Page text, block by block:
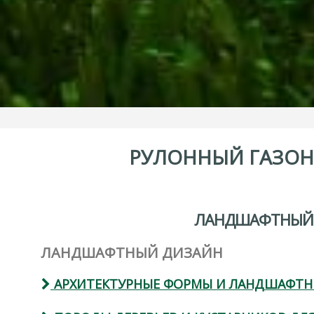
РУЛОННЫЙ
ЛАНДШАФТНЫЙ
ЛАНДШАФТНЫЙ ДИЗАЙН
АРХИТЕКТУРНЫЕ ФОРМЫ И